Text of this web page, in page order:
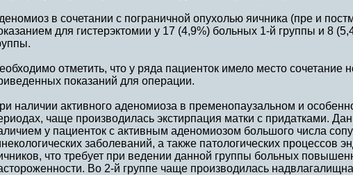
в сочетании с пограничной опухолью яичника (пре и
для гистерэктомии у 17 (4,9%) больных 1-й группы и 8
отметить, что у ряда пациенток имело место сочетание
показаний для операции.
наличии активного аденомиоза в пременопаузальном и
чаще производилась экстирпация матки с придатками.
у пациенток с активным аденомиозом большого числа
заболеваний, а также патологических процессов
что требует при ведении данной группы больных
Во 2-й группе чаще производилась